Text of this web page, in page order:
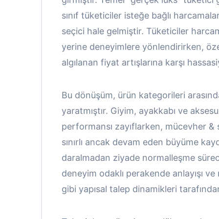
sınıf tüketiciler isteğe bağlı
seçici hale gelmiştir. Tüketiciler
yerine deneyimlere yönlendirirken,
algılanan fiyat artışlarına karşı
Bu dönüşüm, ürün kategorileri
yaratmıştır. Giyim, ayakkabı ve
performansı zayıflarken, mücevher
sınırlı ancak devam eden büyüme
daralmadan ziyade normalleşme
deneyim odaklı perakende anlayışı
gibi yapısal talep dinamikleri